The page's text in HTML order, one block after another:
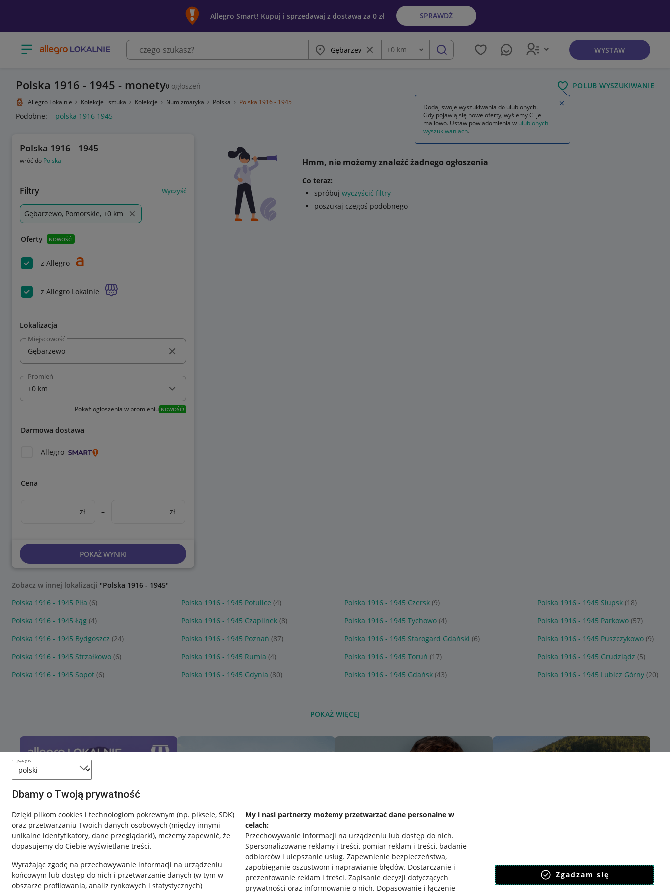
język
Dbamy o Twoją prywatność
Dzięki plikom cookies i technologiom pokrewnym (np. piksele, SDK)
oraz przetwarzaniu Twoich danych osobowych (między innymi
unikalne identyfikatory, dane przeglądarki), możemy zapewnić, że
dopasujemy do Ciebie wyświetlane treści.
Wyrażając zgodę na przechowywanie informacji na urządzeniu
końcowym lub dostęp do nich i przetwarzanie danych (w tym w
obszarze profilowania, analiz rynkowych i statystycznych)
My i nasi partnerzy możemy przetwarzać dane personalne w
celach:
Przechowywanie informacji na urządzeniu lub dostęp do nich.
Spersonalizowane reklamy i treści, pomiar reklam i treści, badanie
odbiorców i ulepszanie usług. Zapewnienie bezpieczeństwa,
zapobieganie oszustwom i naprawianie błędów. Dostarczanie i
prezentowanie reklam i treści. Zapisanie decyzji dotyczących
prywatności oraz informowanie o nich. Dopasowanie i łączenie
Zgadzam się
Allegro Smart! Kupuj i sprzedawaj z dostawą za 0 zł SPRAWDŹ
Otwórz menu z kategoriami Miasto Wyczyść frazę
Odległość
+0 km szukaj WYSTAW
Polska 1916 - 1945 - monety0 ogłoszeń POLUB WYSZUKIWANIE
Allegro Lokalnie Kolekcje i sztuka Kolekcje Numizmatyka Polska Polska 1916 - 1945
Podobne: polska 1916 1945
Polska 1916 - 1945
wróć do Polska
Filtry Wyczyść
Gębarzewo, Pomorskie, +0 km
Oferty NOWOŚĆ!
z Allegro
z Allegro Lokalnie
Lokalizacja
Miejscowość
Promień
Pokaż ogłoszenia w promieniu NOWOŚĆ!
Darmowa dostawa
Allegro
Cena
zł – zł
POKAŻ WYNIKI
Hmm, nie możemy znaleźć żadnego ogłoszenia
Co teraz:
spróbuj wyczyścić filtry
poszukaj czegoś podobnego
Zobacz w innej lokalizacji "Polska 1916 - 1945"
Polska 1916 - 1945 Piła (6) Polska 1916 - 1945 Potulice (4) Polska 1916 - 1945 Czersk (9) Polska 1916 - 1945 Słupsk (18)
Polska 1916 - 1945 Łąg (4) Polska 1916 - 1945 Czaplinek (8) Polska 1916 - 1945 Tychowo (4) Polska 1916 - 1945 Parkowo (57)
Polska 1916 - 1945 Bydgoszcz (24) Polska 1916 - 1945 Poznań (87) Polska 1916 - 1945 Starogard Gdański (6) Polska 1916 - 1945 Puszczykowo (9)
Polska 1916 - 1945 Strzałkowo (6) Polska 1916 - 1945 Rumia (4) Polska 1916 - 1945 Toruń (17) Polska 1916 - 1945 Grudziądz (5)
Polska 1916 - 1945 Sopot (6) Polska 1916 - 1945 Gdynia (80) Polska 1916 - 1945 Gdańsk (43) Polska 1916 - 1945 Lubicz Górny (20)
POKAŻ WIĘCEJ
Dodaj swoje wyszukiwania do ulubionych.
Gdy pojawią się nowe oferty, wyślemy Ci je
mailowo. Ustaw powiadomienia w ulubionych
wyszukiwaniach.
Zamknij wskazówkę